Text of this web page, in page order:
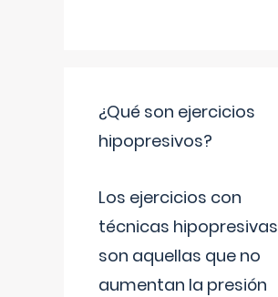
¿Qué son ejercicios
hipopresivos?
Los ejercicios con
técnicas hipopresivas
son aquellas que no
aumentan la presión